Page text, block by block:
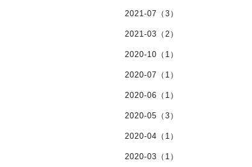
2021-07（3）
2021-03（2）
2020-10（1）
2020-07（1）
2020-06（1）
2020-05（3）
2020-04（1）
2020-03（1）